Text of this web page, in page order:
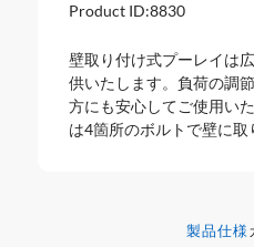
Product ID:8830
壁取り付け式プーレイは
供いたします。負荷の調
方にも安心してご使用い
は4箇所のボルトで壁に取
製品仕様